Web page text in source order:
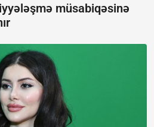
müsabiqəsinə